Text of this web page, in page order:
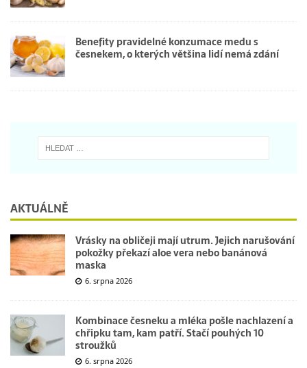
Benefity pravidelné konzumace medu s
česnekem, o kterých většina lidí nemá zdání
AKTUÁLNĚ
Vrásky na obličeji mají utrum. Jejich narušování
pokožky překazí aloe vera nebo banánová
maska
6. srpna 2026
Kombinace česneku a mléka pošle nachlazení a
chřipku tam, kam patří. Stačí pouhých 10
stroužků
6. srpna 2026